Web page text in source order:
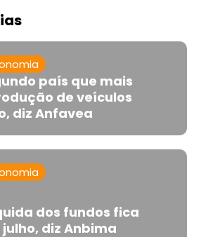
país que mais
de veículos
diz Anfavea
dos fundos fica
diz Anbima